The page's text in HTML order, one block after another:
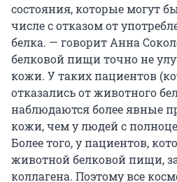
состояния, которые могут
числе с отказом от
белка. — говорит Анна
белковой пищи точно не
кожи. У таких пациентов
отказались от животного
наблюдаются более явные
кожи, чем у людей с
Более того, у пациентов,
животной белковой пищи,
коллагена. Поэтому все